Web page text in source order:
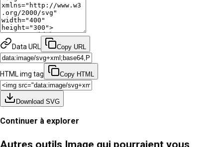
Data URL Copy URL
HTML img tag Copy HTML
Download SVG
Continuer à explorer
Autres outils Image qui pourraient vous